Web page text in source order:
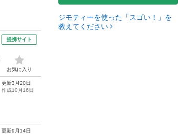
提携サイト
お気に入り
更新3月20日
作成10月16日
更新9月14日
ジモティーを使った「スゴい！」を
教えてください